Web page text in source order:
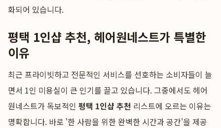
화되어 있습니다.
평택 1인샵 추천, 헤어원네스트가 특별한
이유
최근 프라이빗하고 전문적인 서비스를 선호하는 소비자들이 늘
면서 1인 미용실이 큰 인기를 끌고 있습니다. 그중에서도 헤어
원네스트가 독보적인 평택 1인샵 추천 리스트에 오르는 이유는
명확합니다. 바로 '한 사람을 위한 완벽한 시간과 공간'을 제공